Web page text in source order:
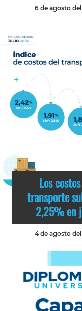
6 de agosto
Los
transporte
2,25% en
4 de agosto